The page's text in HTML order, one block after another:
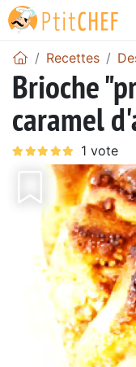
Recettes
Brioche
caramel
Précédent